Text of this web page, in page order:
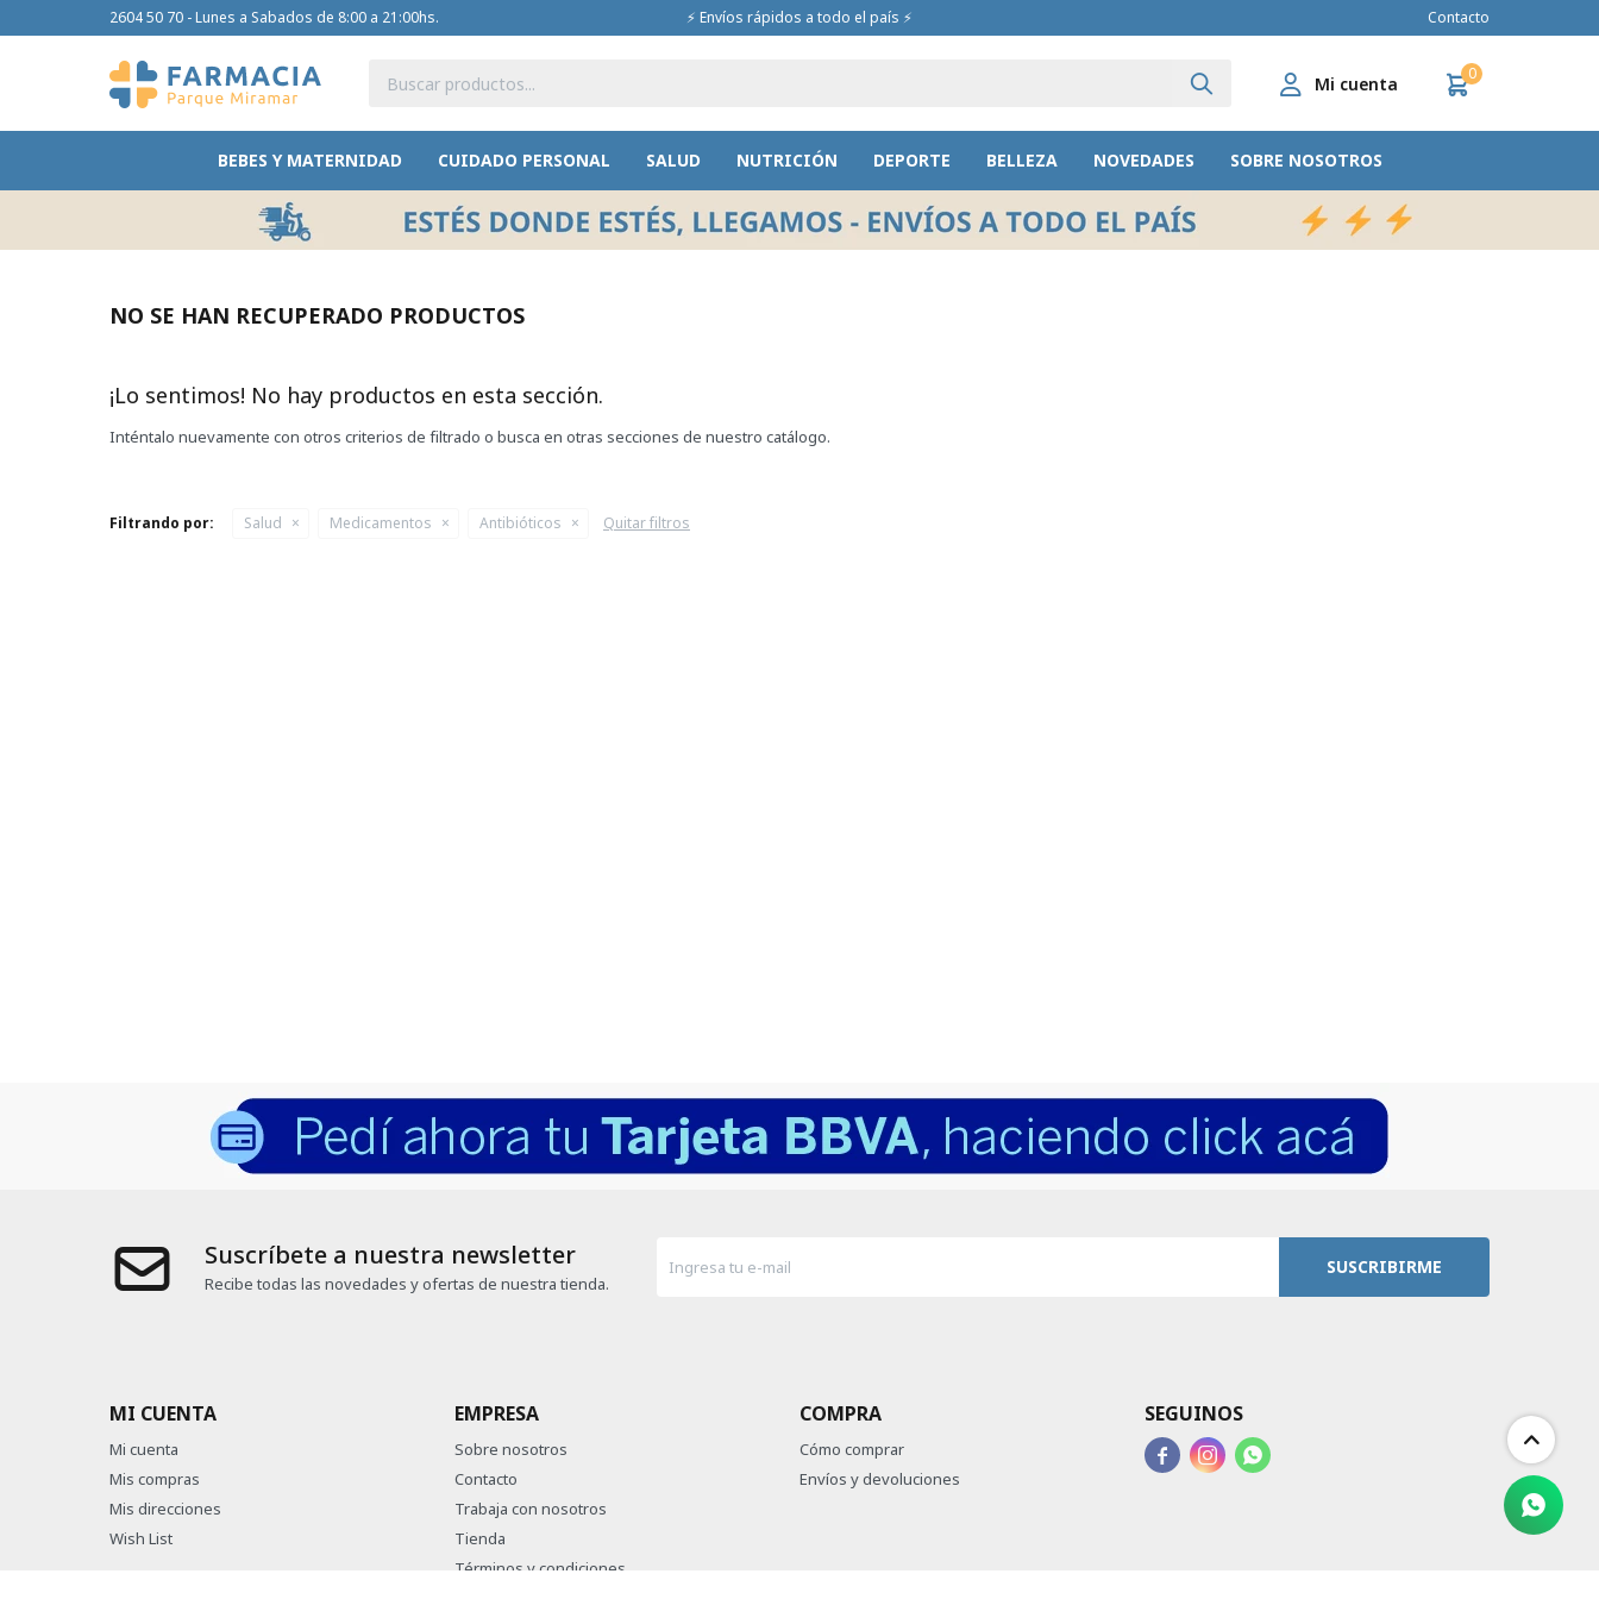
BEBES Y MATERNIDAD CUIDADO PERSONAL SALUD NUTRICIÓN DEPORTE BELLEZA NOVEDADES SOBRE NOSOTROS
0
2604 50 70 - Lunes a Sabados de 8:00 a 21:00hs. ⚡ Envíos rápidos a todo el país ⚡ Contacto
NO SE HAN RECUPERADO PRODUCTOS
¡Lo sentimos! No hay productos en esta sección.
Inténtalo nuevamente con otros criterios de filtrado o busca en otras secciones de nuestro catálogo.
Filtrando por: Salud Medicamentos Antibióticos Quitar filtros
Suscríbete a nuestra newsletter
Recibe todas las novedades y ofertas de nuestra tienda.
SUSCRIBIRME
MI CUENTA
Mi cuenta
Mis compras
Mis direcciones
Wish List
EMPRESA
Sobre nosotros
Contacto
Trabaja con nosotros
Tienda
Términos y condiciones
COMPRA
Cómo comprar
Envíos y devoluciones
SEGUINOS
  